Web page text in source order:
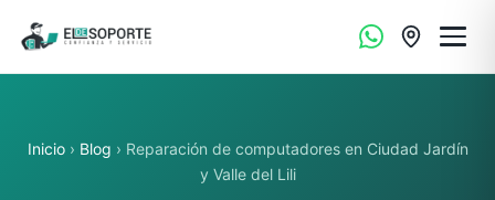
Inicio› Blog › Reparación de computadores en Ciudad Jardín
y Valle del Lili